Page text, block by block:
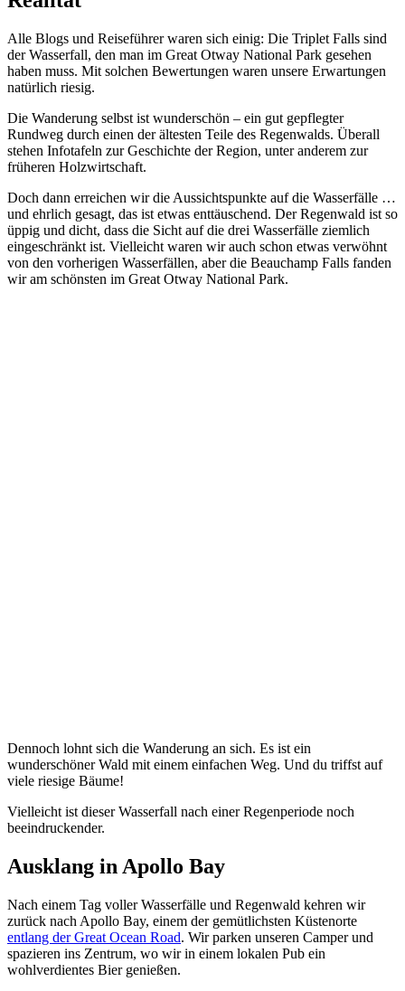
Alle Blogs und Reiseführer waren sich einig: Die Triplet Falls sind
der Wasserfall, den man im Great Otway National Park gesehen
haben muss. Mit solchen Bewertungen waren unsere Erwartungen
natürlich riesig.
Die Wanderung selbst ist wunderschön – ein gut gepflegter
Rundweg durch einen der ältesten Teile des Regenwalds. Überall
stehen Infotafeln zur Geschichte der Region, unter anderem zur
früheren Holzwirtschaft.
Doch dann erreichen wir die Aussichtspunkte auf die Wasserfälle …
und ehrlich gesagt, das ist etwas enttäuschend. Der Regenwald ist so
üppig und dicht, dass die Sicht auf die drei Wasserfälle ziemlich
eingeschränkt ist. Vielleicht waren wir auch schon etwas verwöhnt
von den vorherigen Wasserfällen, aber die Beauchamp Falls fanden
wir am schönsten im Great Otway National Park.
Dennoch lohnt sich die Wanderung an sich. Es ist ein
wunderschöner Wald mit einem einfachen Weg. Und du triffst auf
viele riesige Bäume!
Vielleicht ist dieser Wasserfall nach einer Regenperiode noch
beeindruckender.
Ausklang in Apollo Bay
Nach einem Tag voller Wasserfälle und Regenwald kehren wir
zurück nach Apollo Bay, einem der gemütlichsten Küstenorte
entlang der Great Ocean Road. Wir parken unseren Camper und
spazieren ins Zentrum, wo wir in einem lokalen Pub ein
wohlverdientes Bier genießen.